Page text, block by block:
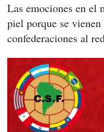
Las emociones en el
piel porque se
confederaciones al